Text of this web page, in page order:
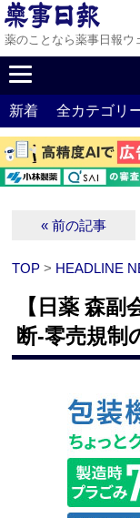
薬のことなら薬事日報ウ
新着 全カテゴリ
« 前の記事
TOP > HEADLINE
【日薬 森
断‐零売規制